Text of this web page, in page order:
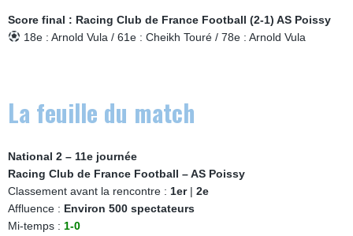
Score final : Racing Club de France Football (2-1) AS Poissy
18e : Arnold Vula / 61e : Cheikh Touré / 78e : Arnold Vula
La feuille du match
National 2 – 11e journée
Racing Club de France Football – AS Poissy
Classement avant la rencontre : 1er| 2e
Affluence : Environ 500 spectateurs
Mi-temps : 1-0